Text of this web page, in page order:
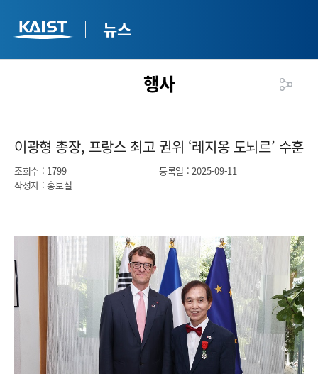
뉴스
행사
이광형 총장, 프랑스 최고 권위 ‘레지옹 도뇌르’ 수훈​
조회수 : 1799 등록일 : 2025-09-11
작성자 : 홍보실